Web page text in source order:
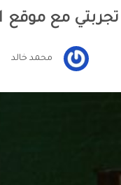
تجربتي مع موقع
محمد خالد